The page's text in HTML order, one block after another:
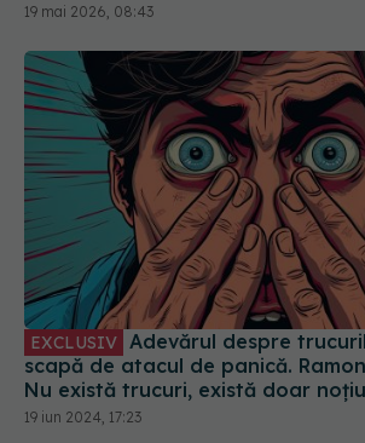
19 mai 2026, 08:43
EXCLUSIV
scapă de atacul de panică.
Nu există trucuri, există doar
inducere a ideii că ar putea exista.
19 iun 2024, 17:23